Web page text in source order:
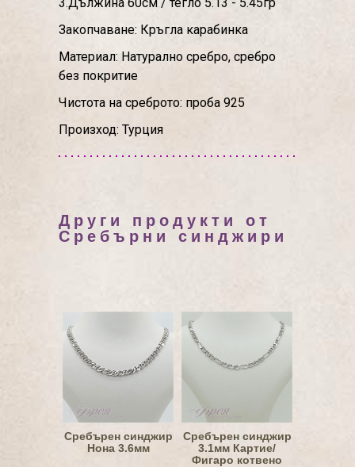
Закопчаване: Кръгла карабинка
Материал: Натурално сребро, сребро
без покритие
Чистота на среброто: проба 925
Произход: Турция
Други продукти от
Сребърни синджири
Сребърен синджир
Нона 3.6мм
Сребърен синджир
3.1мм Картие/
Фигаро котвено